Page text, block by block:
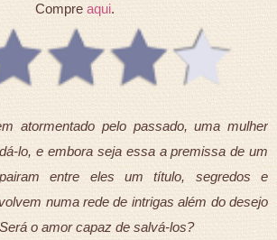
Compre aqui.
atormentado pelo passado, uma mulher
lo, e embora seja essa a premissa de um
entre eles um título, segredos e
numa rede de intrigas além do desejo
o amor capaz de salvá-los?